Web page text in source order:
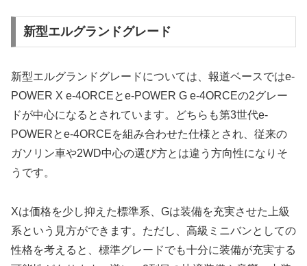
新型エルグランドグレード
新型エルグランドグレードについては、報道ベースではe-
POWER X e-4ORCEとe-POWER G e-4ORCEの2グレー
ドが中心になるとされています。どちらも第3世代e-
POWERとe-4ORCEを組み合わせた仕様とされ、従来の
ガソリン車や2WD中心の選び方とは違う方向性になりそ
うです。
Xは価格を少し抑えた標準系、Gは装備を充実させた上級
系という見方ができます。ただし、高級ミニバンとしての
性格を考えると、標準グレードでも十分に装備が充実する